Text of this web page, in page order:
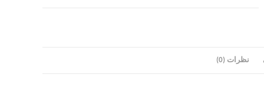
نظرات (0)